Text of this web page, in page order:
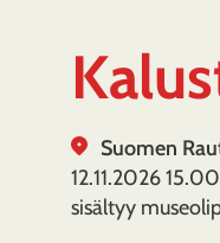
Suomen
12.11.2026
sisältyy